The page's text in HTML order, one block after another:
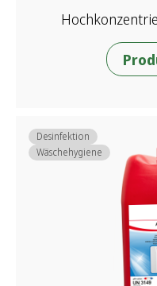
Desinfektion
Wäschehygiene